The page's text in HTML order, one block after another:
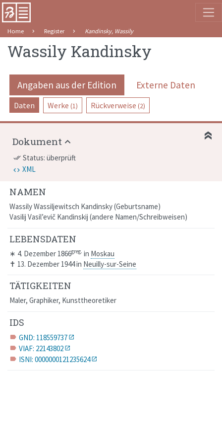
Home Register Kandinsky, Wassily
Wassily Kandinsky
Angaben aus der Edition Externe Daten
Daten Werke (1) Rückverweise (2)
NAMEN
Wassily Wassiljewitsch Kandinsky Geburtsname
Vasilij Vasil’evič Kandinskij andere Namen/Schreibweisen
LEBENSDATEN
∗ 4. Dezember 1866greg. in Moskau
✝ 13. Dezember 1944in Neuilly-sur-Seine
TÄTIGKEITEN
Maler, Graphiker, Kunsttheoretiker
IDS
label GND: 118559737
label VIAF: 22143802
label ISNI: 0000000121235624
Dokument
done_all Status: überprüft
XML